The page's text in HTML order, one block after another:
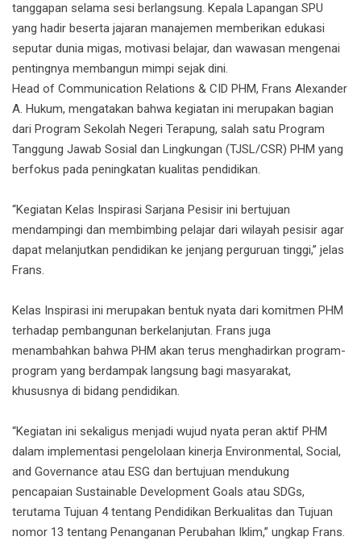
tanggapan selama sesi berlangsung. Kepala Lapangan SPU
yang hadir beserta jajaran manajemen memberikan edukasi
seputar dunia migas, motivasi belajar, dan wawasan mengenai
pentingnya membangun mimpi sejak dini.
Head of Communication Relations & CID PHM, Frans Alexander
A. Hukum, mengatakan bahwa kegiatan ini merupakan bagian
dari Program Sekolah Negeri Terapung, salah satu Program
Tanggung Jawab Sosial dan Lingkungan (TJSL/CSR) PHM yang
berfokus pada peningkatan kualitas pendidikan.
“Kegiatan Kelas Inspirasi Sarjana Pesisir ini bertujuan
mendampingi dan membimbing pelajar dari wilayah pesisir agar
dapat melanjutkan pendidikan ke jenjang perguruan tinggi,” jelas
Frans.
Kelas Inspirasi ini merupakan bentuk nyata dari komitmen PHM
terhadap pembangunan berkelanjutan. Frans juga
menambahkan bahwa PHM akan terus menghadirkan program-
program yang berdampak langsung bagi masyarakat,
khususnya di bidang pendidikan.
“Kegiatan ini sekaligus menjadi wujud nyata peran aktif PHM
dalam implementasi pengelolaan kinerja Environmental, Social,
and Governance atau ESG dan bertujuan mendukung
pencapaian Sustainable Development Goals atau SDGs,
terutama Tujuan 4 tentang Pendidikan Berkualitas dan Tujuan
nomor 13 tentang Penanganan Perubahan Iklim,” ungkap Frans.